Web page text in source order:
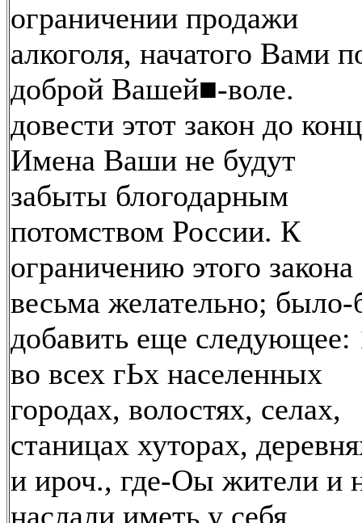
ограничении продажи
алкоголя, начатого Вами
доброй Вашей■-воле.
довести этот закон до
Имена Ваши не будут
забыты блогодарным
потомством России. К
ограничению этого закона
весьма желательно;
добавить еще следующее:
во всех гЬх населенных
городах, волостях, селах,
станицах хуторах,
и ироч., где-Оы жители и
наслали иметь у себя